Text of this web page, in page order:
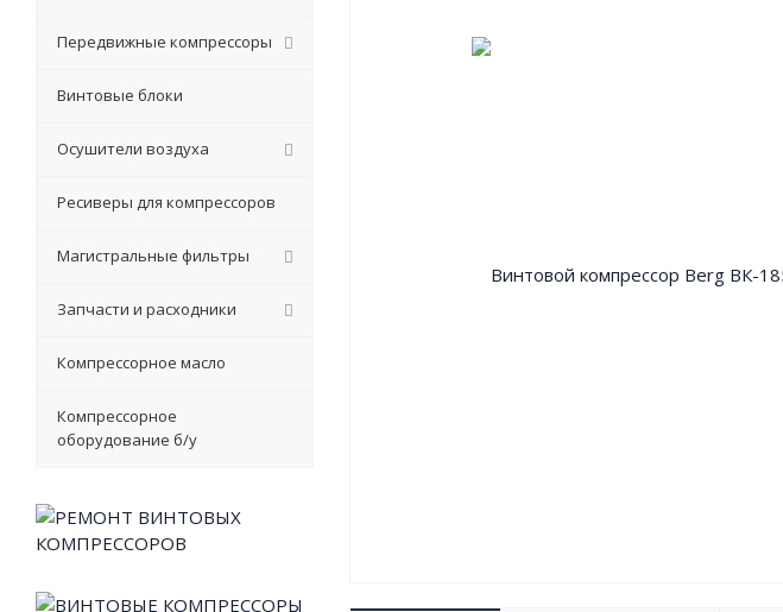
Передвижные компрессоры
Винтовые блоки
Осушители воздуха
Ресиверы для компрессоров
Магистральные фильтры
Запчасти и расходники
Компрессорное масло
Компрессорное
оборудование б/у